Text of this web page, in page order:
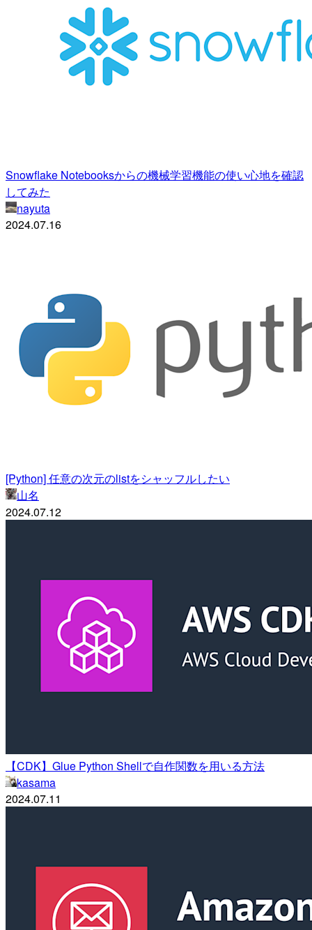
Snowflake Notebooksからの機械学習機能の使い心地を確認
してみた
nayuta
2024.07.16
[Python] 任意の次元のlistをシャッフルしたい
山名
2024.07.12
【CDK】Glue Python Shellで自作関数を用いる方法
kasama
2024.07.11